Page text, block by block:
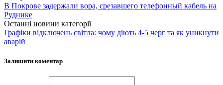
В Покрове задержали вора, срезавшего телефонный кабель на
Руднике
Останні новини категорії
Графіки відключень світла: чому діють 4-5 черг та як уникнути
аварій
Залишити коментар